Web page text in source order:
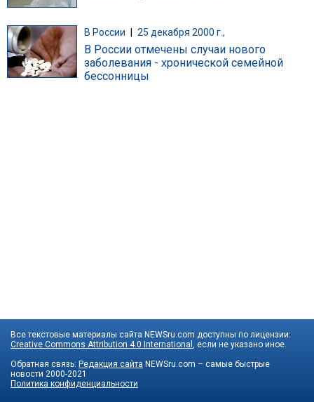
В России 25 декабря 2000 г.,
В России отмечены случаи нового
заболевания - хронической семейной
бессонницы
Все текстовые материалы сайта NEWSru.com доступны по лицензии:
Creative Commons Attribution 4.0 International , если не указано иное.
Обратная связь: Редакция сайта NEWSru.com – самые быстрые
новости 2000-2021
Политика конфиденциальности